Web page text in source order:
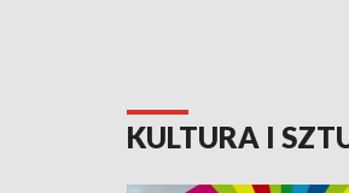
KULTURA I